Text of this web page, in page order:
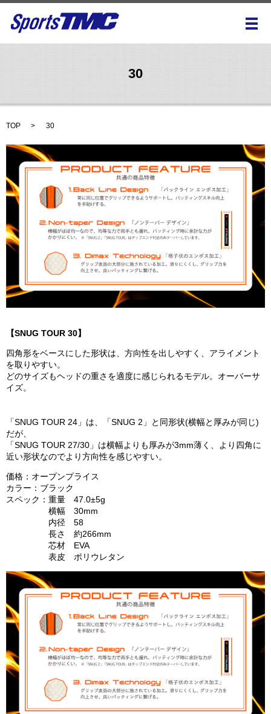
メ
30
TOP 30
【SNUG TOUR 30】
四角形をベースにした形状は、方向性を出しやすく、アライメント
を取りやすい。
どのサイズもヘッドの重さを適度に感じられるモデル。オーバーサ
イズ。
「SNUG TOUR 24」は、「SNUG 2」と同形状(横幅と厚みが同じ)
だが、
「SNUG TOUR 27/30」は横幅よりも厚みが3mm薄く、より四角に
近い形状なのでより方向性を感じやすい。
価格：オープンプライス
カラー：ブラック
スペック：重量 47.0±5g
横幅 30mm
内径 58
長さ 約266mm
芯材 EVA
表皮 ポリウレタン